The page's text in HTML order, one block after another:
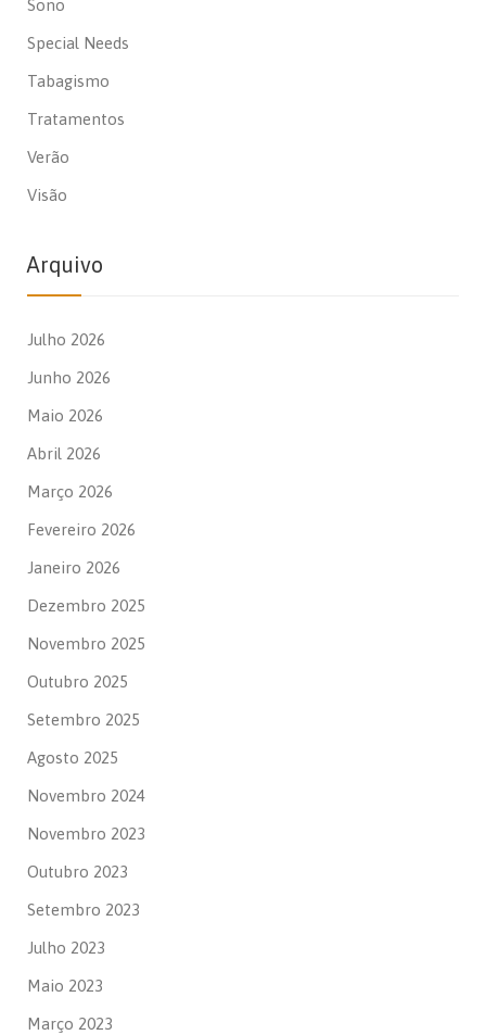
Sono
Special Needs
Tabagismo
Tratamentos
Verão
Visão
Arquivo
Julho 2026
Junho 2026
Maio 2026
Abril 2026
Março 2026
Fevereiro 2026
Janeiro 2026
Dezembro 2025
Novembro 2025
Outubro 2025
Setembro 2025
Agosto 2025
Novembro 2024
Novembro 2023
Outubro 2023
Setembro 2023
Julho 2023
Maio 2023
Março 2023